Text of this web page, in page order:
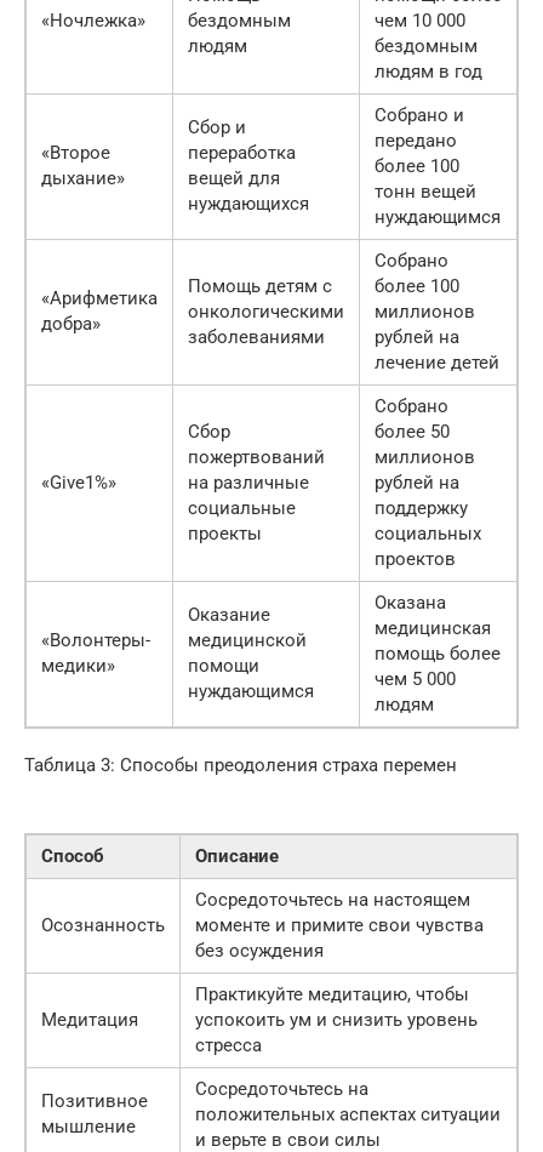
«Ночлежка»
бездомным
людям
чем 10 000
бездомным
людям в год
«Второе
дыхание»
Сбор и
переработка
вещей для
нуждающихся
Собрано и
передано
более 100
тонн вещей
нуждающимся
«Арифметика
добра»
Помощь детям с
онкологическими
заболеваниями
Собрано
более 100
миллионов
рублей на
лечение детей
«Give1%»
Сбор
пожертвований
на различные
социальные
проекты
Собрано
более 50
миллионов
рублей на
поддержку
социальных
проектов
«Волонтеры-
медики»
Оказание
медицинской
помощи
нуждающимся
Оказана
медицинская
помощь более
чем 5 000
людям
Таблица 3: Способы преодоления страха перемен
Способ Описание
Осознанность
Сосредоточьтесь на настоящем
моменте и примите свои чувства
без осуждения
Медитация
Практикуйте медитацию, чтобы
успокоить ум и снизить уровень
стресса
Позитивное
мышление
Сосредоточьтесь на
положительных аспектах ситуации
и верьте в свои силы